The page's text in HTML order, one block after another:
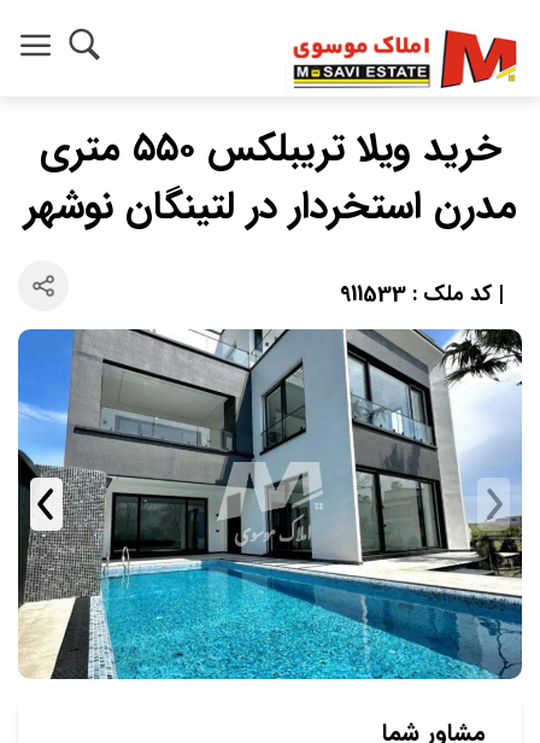
خريد ويلا تريبلكس ٥٥٠ متري
مدرن استخردار در لتينگان نوشهر
| کد ملک : 911533
مشاور شما